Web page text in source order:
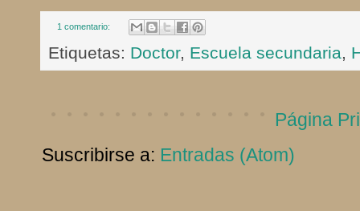
1 comentario:
Etiquetas: Doctor, Escuela secundaria,
Página
Suscribirse a: Entradas (Atom)